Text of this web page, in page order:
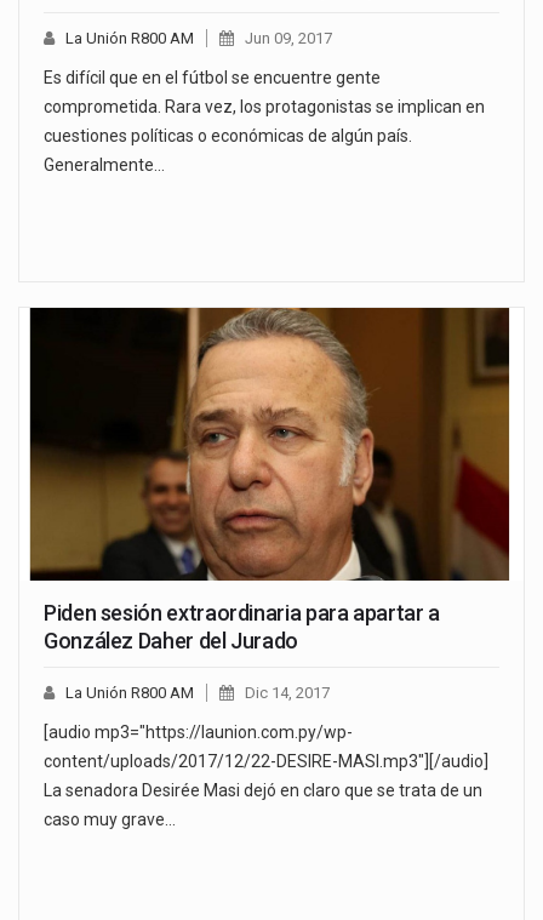
La Unión R800 AM Jun 09, 2017
Es difícil que en el fútbol se encuentre gente
comprometida. Rara vez, los protagonistas se implican en
cuestiones políticas o económicas de algún país.
Generalmente…
Piden sesión extraordinaria para apartar a
González Daher del Jurado
La Unión R800 AM Dic 14, 2017
[audio mp3="https://launion.com.py/wp-
content/uploads/2017/12/22-DESIRE-MASI.mp3"][/audio]
La senadora Desirée Masi dejó en claro que se trata de un
caso muy grave…